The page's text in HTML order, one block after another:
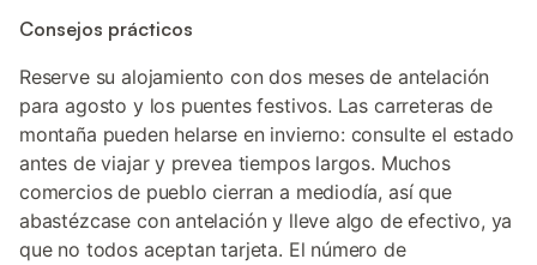
Consejos prácticos
Reserve su alojamiento con dos meses de antelación
para agosto y los puentes festivos. Las carreteras de
montaña pueden helarse en invierno: consulte el estado
antes de viajar y prevea tiempos largos. Muchos
comercios de pueblo cierran a mediodía, así que
abastézcase con antelación y lleve algo de efectivo, ya
que no todos aceptan tarjeta. El número de